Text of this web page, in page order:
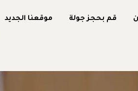
قم بحجز جولة موقعنا الجديد